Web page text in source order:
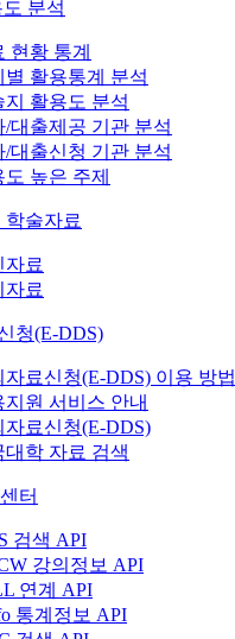
분석
현황 통계
별 활용통계 분석
지 활용도 분석
/대출제공 기관 분석
/대출신청 기관 분석
도 높은 주제
학술자료
자료
자료
청(E-DDS)
자료신청(E-DDS) 이용 방법
지원 서비스 안내
자료신청(E-DDS)
대학 자료 검색
터
검색 API
강의정보 API
연계 API
통계정보 API